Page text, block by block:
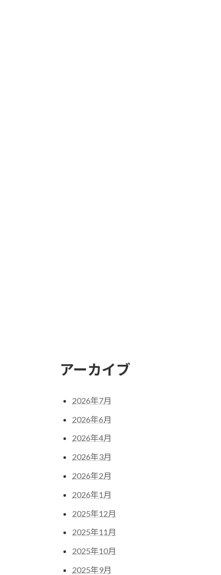
アーカイブ
2026年7月
2026年6月
2026年4月
2026年3月
2026年2月
2026年1月
2025年12月
2025年11月
2025年10月
2025年9月